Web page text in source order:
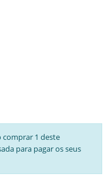
comprar 1 deste
para pagar os seus